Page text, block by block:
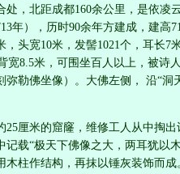
处，北距成都160余公里，是依凌
年），历时90余年方建成，建高
头宽10米，发髻1021个，耳长7
宽8.5米，可围坐百人以上，被诗
勒佛坐像）。大佛左侧， 沿“洞
25厘米的窟窿，维修工人从中掏
载“极天下佛像之大，两耳犹以
木柱作结构，再抹以锤灰装饰而